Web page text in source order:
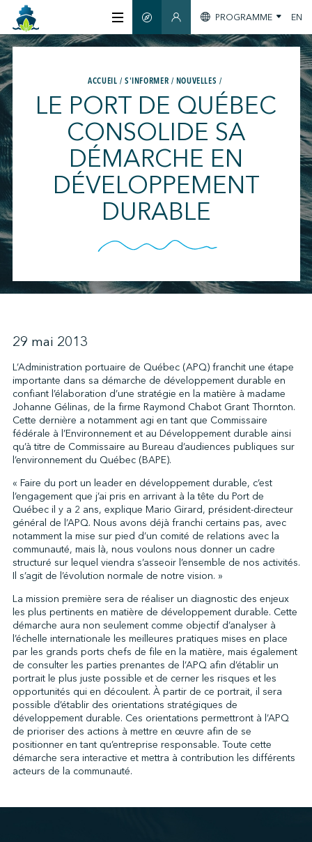
À PROPOS
CERTIFICATION
MEMBRES
GREENTECH
S'INFORMER
GUIDE INTELLIGENT
SECTION MEMBRES
PROGRAMME EN
ACCUEIL S'INFORMER NOUVELLES
LE PORT DE QUÉBEC
CONSOLIDE SA
DÉMARCHE EN
DÉVELOPPEMENT
DURABLE
29 mai 2013
L’Administration portuaire de Québec (APQ) franchit une étape
importante dans sa démarche de développement durable en
confiant l’élaboration d’une stratégie en la matière à madame
Johanne Gélinas, de la firme Raymond Chabot Grant Thornton.
Cette dernière a notamment agi en tant que Commissaire
fédérale à l’Environnement et au Développement durable ainsi
qu’à titre de Commissaire au Bureau d’audiences publiques sur
l’environnement du Québec (BAPE).
« Faire du port un leader en développement durable, c’est
l’engagement que j’ai pris en arrivant à la tête du Port de
Québec il y a 2 ans, explique Mario Girard, président-directeur
général de l’APQ. Nous avons déjà franchi certains pas, avec
notamment la mise sur pied d’un comité de relations avec la
communauté, mais là, nous voulons nous donner un cadre
structuré sur lequel viendra s’asseoir l’ensemble de nos activités.
Il s’agit de l’évolution normale de notre vision. »
La mission première sera de réaliser un diagnostic des enjeux
les plus pertinents en matière de développement durable. Cette
démarche aura non seulement comme objectif d’analyser à
l’échelle internationale les meilleures pratiques mises en place
par les grands ports chefs de file en la matière, mais également
de consulter les parties prenantes de l’APQ afin d’établir un
portrait le plus juste possible et de cerner les risques et les
opportunités qui en découlent. À partir de ce portrait, il sera
possible d’établir des orientations stratégiques de
développement durable. Ces orientations permettront à l’APQ
de prioriser des actions à mettre en œuvre afin de se
positionner en tant qu’entreprise responsable. Toute cette
démarche sera interactive et mettra à contribution les différents
acteurs de la communauté.